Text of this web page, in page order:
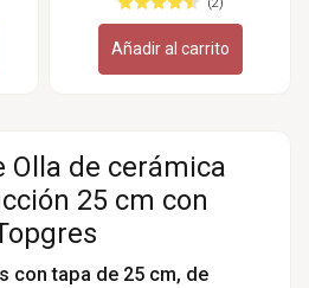
(2)
Añadir al carrito
Olla de cerámica
25 cm con
con tapa de 25 cm, de